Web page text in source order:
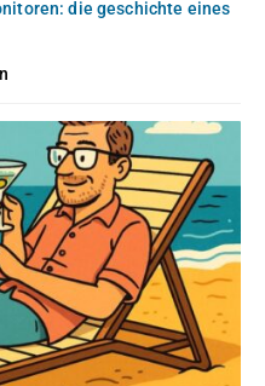
die geschichte eines